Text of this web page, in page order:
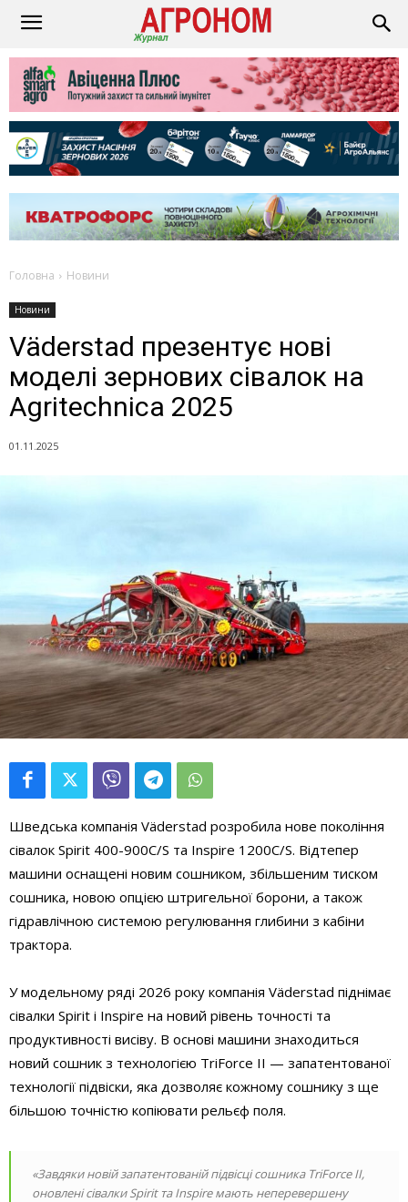
Головна Новини
Новини
Väderstad презентує нові
моделі зернових сівалок на
Agritechnica 2025
01.11.2025
Шведська компанія Väderstad розробила нове покоління
сівалок Spirit 400-900C/S та Inspire 1200C/S. Відтепер
машини оснащені новим сошником, збільшеним тиском
сошника, новою опцією штригельної борони, а також
гідравлічною системою регулювання глибини з кабіни
трактора.
У модельному ряді 2026 року компанія Väderstad піднімає
сівалки Spirit і Inspire на новий рівень точності та
продуктивності висіву. В основі машини знаходиться
новий сошник з технологією TriForce II — запатентованої
технології підвіски, яка дозволяє кожному сошнику з ще
більшою точністю копіювати рельєф поля.
«Завдяки новій запатентованій підвісці сошника TriForce II,
оновлені сівалки Spirit та Inspire мають неперевершену